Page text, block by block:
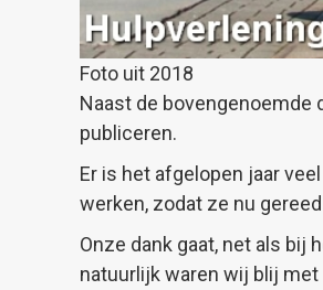
Foto uit 2018
Naast de bovengenoemde
publiceren.
Er is het afgelopen jaar
werken, zodat ze nu
Onze dank gaat, net als bij
natuurlijk waren wij blij